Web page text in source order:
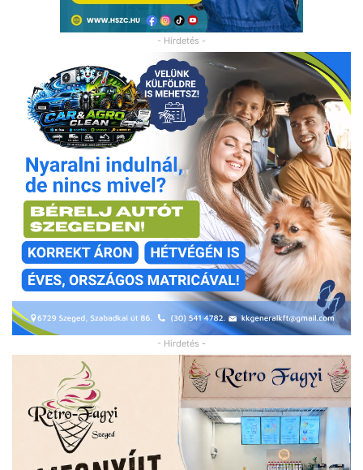
- Hirdetés -
- Hirdetés -